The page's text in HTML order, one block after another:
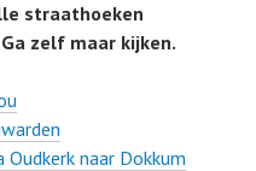
straathoeken
zelf maar kijken.
Oudkerk naar Dokkum